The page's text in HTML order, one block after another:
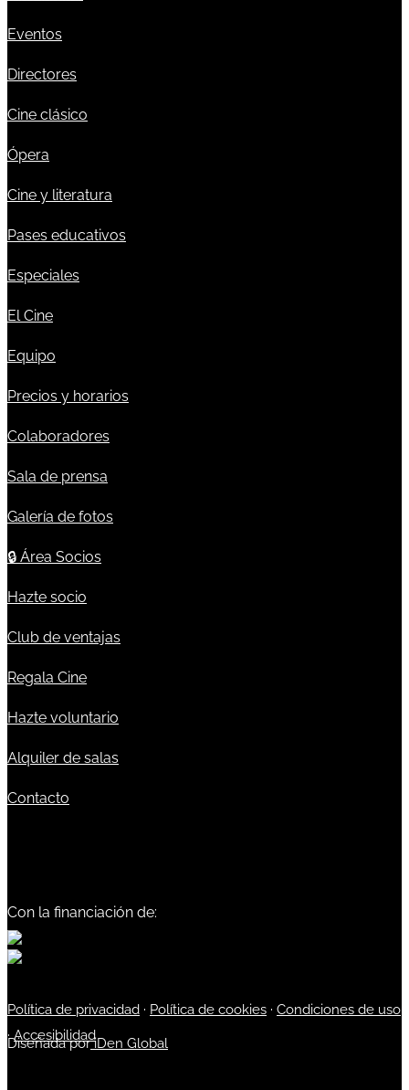
Eventos
Directores
Cine clásico
Ópera
Cine y literatura
Pases educativos
Especiales
El Cine
Equipo
Precios y horarios
Colaboradores
Sala de prensa
Galería de fotos
🔒 Área Socios
Hazte socio
Club de ventajas
Regala Cine
Hazte voluntario
Alquiler de salas
Contacto
Con la financiación de:
Política de privacidad · Política de cookies · Condiciones de uso
·Accesibilidad
Diseñada poriDen Global